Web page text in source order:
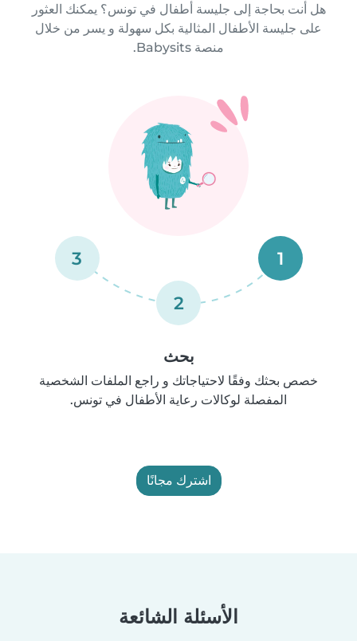
هل أنت بحاجة إلى جليسة أطفال في تونس؟ يمكنك العثور
على جليسة الأطفال المثالية بكل سهولة و يسر من خلال
منصة Babysits.
1
2
3
بحث
خصص بحثك وفقًا لاحتياجاتك و راجع الملفات الشخصية
المفصلة لوكالات رعاية الأطفال في تونس.
اشترك مجانًا
الأسئلة الشائعة